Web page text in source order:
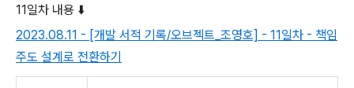
11일차 내용 ⬇️
2023.08.11 - [개발 서적 기록/오브젝트_조영호] - 11일차 - 책임
주도 설계로 전환하기